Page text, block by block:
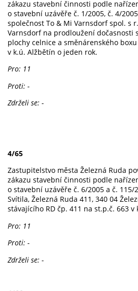
zákazu stavební činnosti podle
o stavební uzávěře č. 1/2005, č. 4/
společnost To & Mi Varnsdorf spol. s
Varnsdorf na prodloužení dočasnosti
plochy celnice a směnárenského
v k.ú. Alžbětín o jeden rok.
Pro: 11
Proti: -
Zdrželi se: -
4/65
Zastupitelstvo města Železná Ruda
zákazu stavební činnosti podle
o stavební uzávěře č. 6/2005 a č. 115/
Svítila, Železná Ruda 411, 340 04
stávajícího RD čp. 411 na st.p.č. 663 v
Pro: 11
Proti: -
Zdrželi se: -